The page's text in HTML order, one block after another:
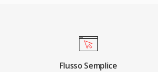
Flusso Semplice